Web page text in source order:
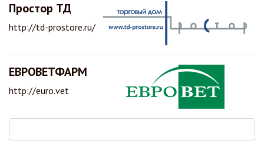
Простор ТД
http://td-prostore.ru/
ЕВРОВЕТФАРМ
http://euro.vet